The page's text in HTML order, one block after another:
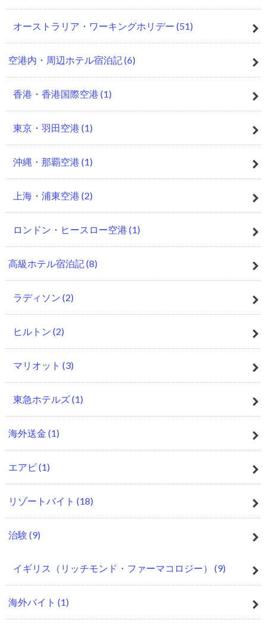
オーストラリア・ワーキングホリデー (51)
空港内・周辺ホテル宿泊記(6)
香港・香港国際空港 (1)
東京・羽田空港 (1)
沖縄・那覇空港 (1)
上海・浦東空港 (2)
ロンドン・ヒースロー空港 (1)
高級ホテル宿泊記(8)
ラディソン (2)
ヒルトン (2)
マリオット (3)
東急ホテルズ(1)
海外送金 (1)
エアビ(1)
リゾートバイト (18)
治験 (9)
イギリス（リッチモンド・ファーマコロジー） (9)
海外バイト (1)